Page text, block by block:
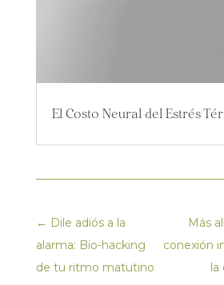
El Costo Neural del Estrés
← Dile adiós a la
alarma: Bio-hacking
de tu ritmo matutino
Más
conexión
la